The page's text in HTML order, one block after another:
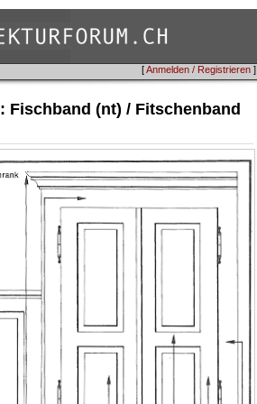
[Anmelden / Registrieren ]
: Fischband (nt) / Fitschenband